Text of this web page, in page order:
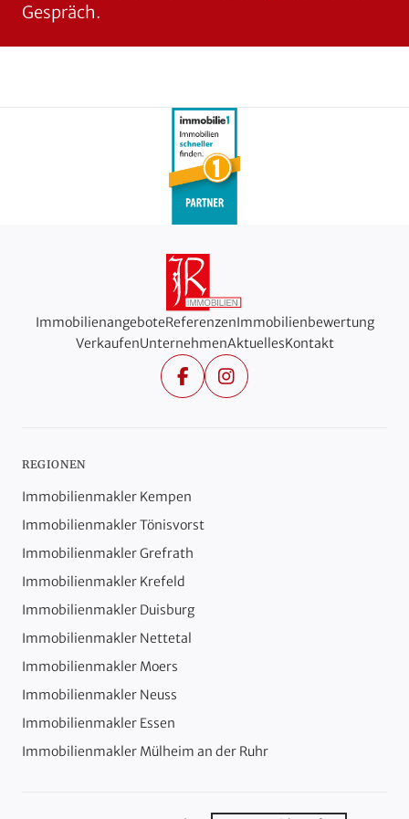
Gespräch.
ImmobilienangeboteReferenzenImmobilienbewertung
VerkaufenUnternehmenAktuellesKontakt
FacebookInstagram
REGIONEN
Immobilienmakler Kempen
Immobilienmakler Tönisvorst
Immobilienmakler Grefrath
Immobilienmakler Krefeld
Immobilienmakler Duisburg
Immobilienmakler Nettetal
Immobilienmakler Moers
Immobilienmakler Neuss
Immobilienmakler Essen
Immobilienmakler Mülheim an der Ruhr